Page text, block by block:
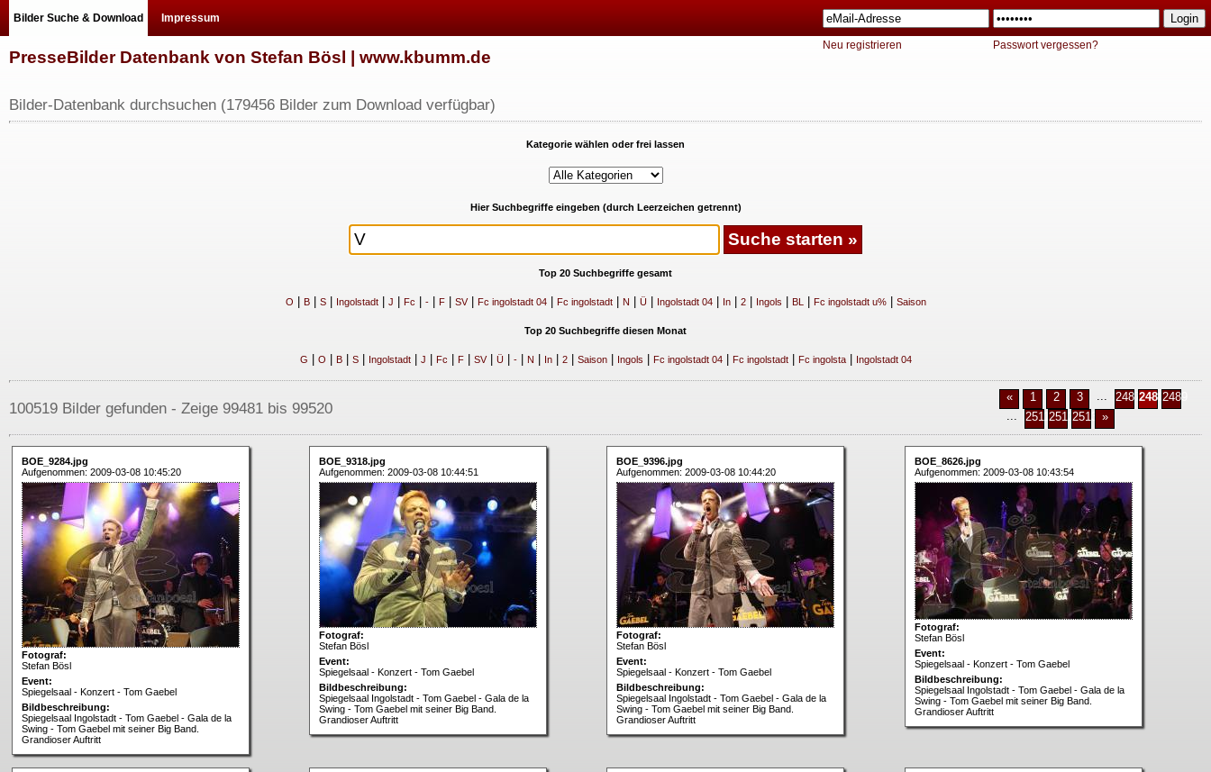
Bilder Suche & Download Impressum
Neu registrieren Passwort vergessen?
PresseBilder Datenbank von Stefan Bösl | www.kbumm.de
Bilder-Datenbank durchsuchen (179456 Bilder zum Download verfügbar)
Kategorie wählen oder frei lassen
Hier Suchbegriffe eingeben (durch Leerzeichen getrennt)
Top 20 Suchbegriffe gesamt
O B| S| Ingolstadt| J Fc -| F| SV| Fc ingolstadt 04| Fc ingolstadt| N Ü Ingolstadt 04| In| 2| Ingols BL | Fc ingolstadt u%| Saison
Top 20 Suchbegriffe diesen Monat
G O B| S| Ingolstadt| J Fc F| SV| Ü| -| N In| 2| Saison| Ingols Fc ingolstadt 04| Fc ingolstadt| Fc ingolsta| Ingolstadt 04
100519 Bilder gefunden - Zeige 99481 bis 99520
« 1 2 3 248724882489
2511 25122513 »
BOE_9284.jpg
Aufgenommen: 2009-03-08 10:45:20
Fotograf:
Stefan Bösl
Event:
Spiegelsaal - Konzert - Tom Gaebel
Bildbeschreibung:
Spiegelsaal Ingolstadt - Tom Gaebel - Gala de la
Swing - Tom Gaebel mit seiner Big Band.
Grandioser Auftritt
BOE_9318.jpg
Aufgenommen: 2009-03-08 10:44:51
Fotograf:
Stefan Bösl
Event:
Spiegelsaal - Konzert - Tom Gaebel
Bildbeschreibung:
Spiegelsaal Ingolstadt - Tom Gaebel - Gala de la
Swing - Tom Gaebel mit seiner Big Band.
Grandioser Auftritt
BOE_9396.jpg
Aufgenommen: 2009-03-08 10:44:20
Fotograf:
Stefan Bösl
Event:
Spiegelsaal - Konzert - Tom Gaebel
Bildbeschreibung:
Spiegelsaal Ingolstadt - Tom Gaebel - Gala de la
Swing - Tom Gaebel mit seiner Big Band.
Grandioser Auftritt
BOE_8626.jpg
Aufgenommen: 2009-03-08 10:43:54
Fotograf:
Stefan Bösl
Event:
Spiegelsaal - Konzert - Tom Gaebel
Bildbeschreibung:
Spiegelsaal Ingolstadt - Tom Gaebel - Gala de la
Swing - Tom Gaebel mit seiner Big Band.
Grandioser Auftritt